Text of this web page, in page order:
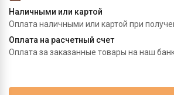
Наличными или картой
Оплата наличными или картой при
Оплата на расчетный счет
Оплата за заказанные товары на наш